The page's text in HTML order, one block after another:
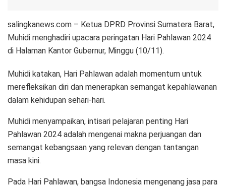
salingkanews.com – Ketua DPRD Provinsi Sumatera Barat,
Muhidi menghadiri upacara peringatan Hari Pahlawan 2024
di Halaman Kantor Gubernur, Minggu (10/11).
Muhidi katakan, Hari Pahlawan adalah momentum untuk
merefleksikan diri dan menerapkan semangat kepahlawanan
dalam kehidupan sehari-hari.
Muhidi menyampaikan, intisari pelajaran penting Hari
Pahlawan 2024 adalah mengenai makna perjuangan dan
semangat kebangsaan yang relevan dengan tantangan
masa kini.
Pada Hari Pahlawan, bangsa Indonesia mengenang jasa para